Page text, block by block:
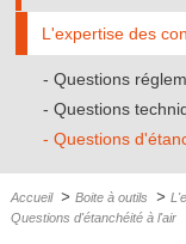
L'expertise des
Questions
Questions
Questions
Accueil > Boite à outils >
Questions d'étanchéité à l'air